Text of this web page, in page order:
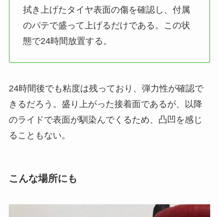
拭き上げたタイヤ表面の傷を確認し、付属
のパテで盛って上げるだけである。この状
態で24時間放置する。
24時間後でも粘度は残っており、弾力性が確認で
きるだろう。盛り上がった接着面であるが、以降
のライドで表面が馴染んでくるため、凸凹を感じ
ることもない。
こんな場所にも